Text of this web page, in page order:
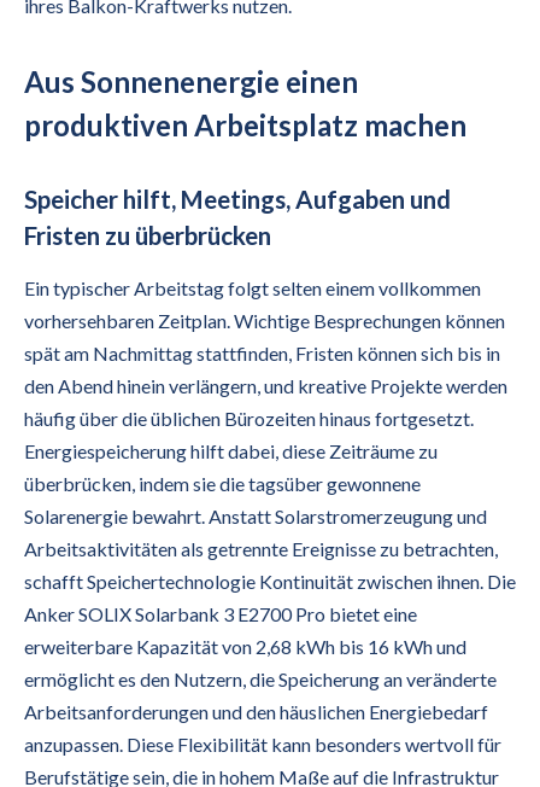
ihres Balkon-Kraftwerks nutzen.
Aus Sonnenenergie einen
produktiven Arbeitsplatz machen
Speicher hilft, Meetings, Aufgaben und
Fristen zu überbrücken
Ein typischer Arbeitstag folgt selten einem vollkommen
vorhersehbaren Zeitplan. Wichtige Besprechungen können
spät am Nachmittag stattfinden, Fristen können sich bis in
den Abend hinein verlängern, und kreative Projekte werden
häufig über die üblichen Bürozeiten hinaus fortgesetzt.
Energiespeicherung hilft dabei, diese Zeiträume zu
überbrücken, indem sie die tagsüber gewonnene
Solarenergie bewahrt. Anstatt Solarstromerzeugung und
Arbeitsaktivitäten als getrennte Ereignisse zu betrachten,
schafft Speichertechnologie Kontinuität zwischen ihnen. Die
Anker SOLIX Solarbank 3 E2700 Pro bietet eine
erweiterbare Kapazität von 2,68 kWh bis 16 kWh und
ermöglicht es den Nutzern, die Speicherung an veränderte
Arbeitsanforderungen und den häuslichen Energiebedarf
anzupassen. Diese Flexibilität kann besonders wertvoll für
Berufstätige sein, die in hohem Maße auf die Infrastruktur